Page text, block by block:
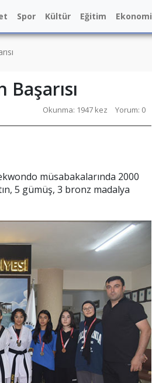
Spor Kültür Eğitim Ekonomi
Okunma: 1947 kez Yorum: 0
müsabakalarında 2000
5 gümüş, 3 bronz madalya